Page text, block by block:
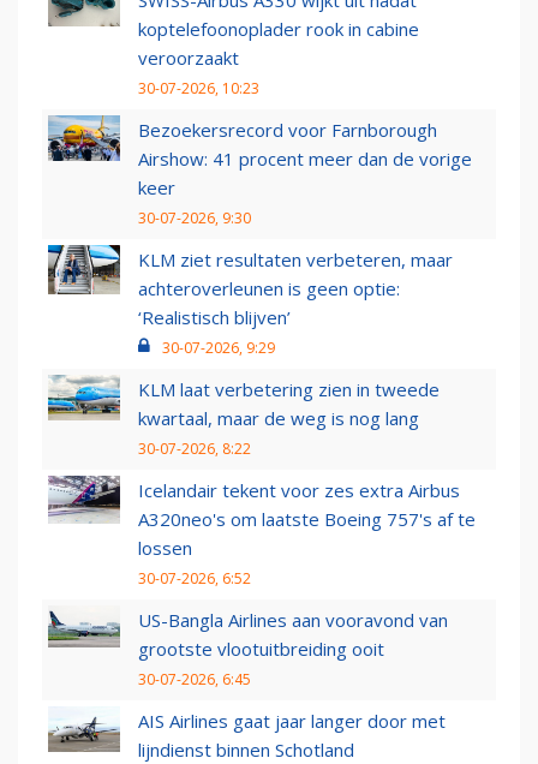
koptelefoonoplader rook in cabine
veroorzaakt
30-07-2026, 10:23
Bezoekersrecord voor Farnborough
Airshow: 41 procent meer dan de vorige
keer
30-07-2026, 9:30
KLM ziet resultaten verbeteren, maar
achteroverleunen is geen optie:
‘Realistisch blijven’
30-07-2026, 9:29
KLM laat verbetering zien in tweede
kwartaal, maar de weg is nog lang
30-07-2026, 8:22
Icelandair tekent voor zes extra Airbus
A320neo's om laatste Boeing 757's af te
lossen
30-07-2026, 6:52
US-Bangla Airlines aan vooravond van
grootste vlootuitbreiding ooit
30-07-2026, 6:45
AIS Airlines gaat jaar langer door met
lijndienst binnen Schotland